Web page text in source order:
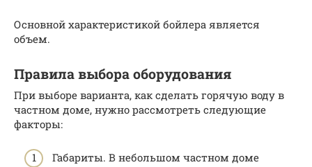
Основной характеристикой бойлера является
объем.
Правила выбора оборудования
При выборе варианта, как сделать горячую воду в
частном доме, нужно рассмотреть следующие
факторы:
Габариты. В небольшом частном доме